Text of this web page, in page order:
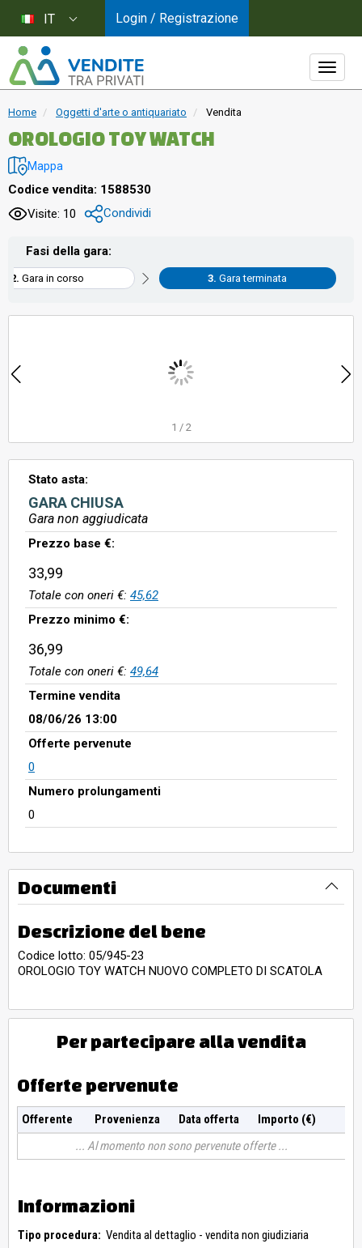
Home Oggetti d'arte o antiquariato Vendita
OROLOGIO TOY WATCH
Mappa
Codice vendita: 1588530
Visite: 10
Condividi
Fasi della gara:
Gara in corso Gara terminata
1 / 2
Stato asta:
GARA CHIUSA
Gara non aggiudicata
Prezzo base €:
33,99
Totale con oneri €: 45,62
Prezzo minimo €:
36,99
Totale con oneri €: 49,64
Termine vendita
08/06/26 13:00
Offerte pervenute
0
Numero prolungamenti
0
Documenti
Descrizione del bene
Codice lotto: 05/945-23
OROLOGIO TOY WATCH NUOVO COMPLETO DI SCATOLA
Per partecipare alla vendita
Offerte pervenute
Offerente Provenienza Data offerta
Importo (€)
Al momento non sono pervenute offerte
Informazioni
Tipo procedura: Vendita al dettaglio - vendita non giudiziaria
IT Login / Registrazione